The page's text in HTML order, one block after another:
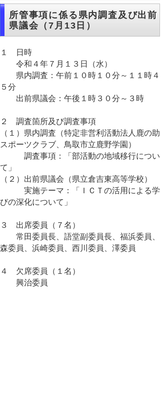
所管事項に係る県内調査及び出前
県議会（7月13日）
１ 日時
令和４年７月１３日（水）
県内調査：午前１０時１０分～１１時４
５分
出前県議会：午後１時３０分～３時
２ 調査箇所及び調査事項
（１）県内調査（特定非営利活動法人鹿の助
スポーツクラブ、鳥取市立鹿野学園）
調査事項：「部活動の地域移行につい
て」
（２）出前県議会（県立倉吉東高等学校）
実施テーマ：「ＩＣＴの活用による学
びの深化について」
３ 出席委員（７名）
常田委員長、語堂副委員長、福浜委員、
森委員、浜崎委員、西川委員、澤委員
４ 欠席委員（１名）
興治委員